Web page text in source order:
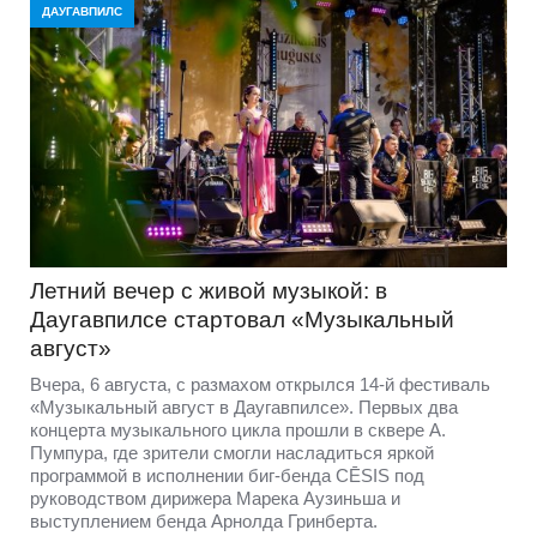
ДАУГАВПИЛС
Летний вечер с живой музыкой: в
Даугавпилсе стартовал «Музыкальный
август»
Вчера, 6 августа, с размахом открылся 14-й фестиваль
«Музыкальный август в Даугавпилсе». Первых два
концерта музыкального цикла прошли в сквере А.
Пумпура, где зрители смогли насладиться яркой
программой в исполнении биг-бенда CĒSIS под
руководством дирижера Марека Аузиньша и
выступлением бенда Арнолда Гринберта.